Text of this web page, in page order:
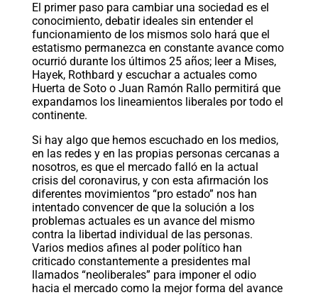
El primer paso para cambiar una sociedad es el
conocimiento, debatir ideales sin entender el
funcionamiento de los mismos solo hará que el
estatismo permanezca en constante avance como
ocurrió durante los últimos 25 años; leer a Mises,
Hayek, Rothbard y escuchar a actuales como
Huerta de Soto o Juan Ramón Rallo permitirá que
expandamos los lineamientos liberales por todo el
continente.
Si hay algo que hemos escuchado en los medios,
en las redes y en las propias personas cercanas a
nosotros, es que el mercado falló en la actual
crisis del coronavirus, y con esta afirmación los
diferentes movimientos “pro estado” nos han
intentado convencer de que la solución a los
problemas actuales es un avance del mismo
contra la libertad individual de las personas.
Varios medios afines al poder político han
criticado constantemente a presidentes mal
llamados “neoliberales” para imponer el odio
hacia el mercado como la mejor forma del avance